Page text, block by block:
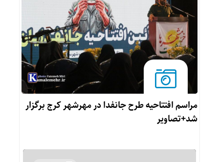
مراسم افتتاحیه طرح جانفدا در مهرشهر کرج برگزار
شد+تصاویر